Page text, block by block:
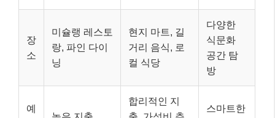
장
소
미슐랭 레스토
랑, 파인 다이
닝
현지 마트, 길
거리 음식, 로
컬 식당
다양한
식문화
공간 탐
방
예
합리적인 지
스마트한